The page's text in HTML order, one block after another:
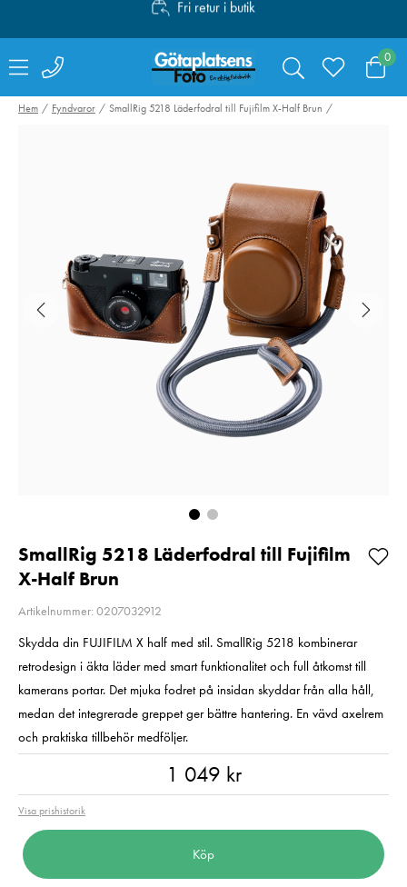
Personlig service
Fri frakt över 1000:-
0
SmallRig 4071
Kamerabatteri LP-
E6NH
Pris:319 kr
319 kr
Hem Fyndvaror SmallRig 5218 Läderfodral till Fujifilm X-Half Brun
SmallRig 5218 Läderfodral till Fujifilm
X-Half Brun
Artikelnummer: 0207032912
Skydda din FUJIFILM X half med stil. SmallRig 5218 kombinerar
retrodesign i äkta läder med smart funktionalitet och full åtkomst till
kamerans portar. Det mjuka fodret på insidan skyddar från alla håll,
medan det integrerade greppet ger bättre hantering. En vävd axelrem
och praktiska tillbehör medföljer.
1 049 kr
Visa prishistorik
Köp